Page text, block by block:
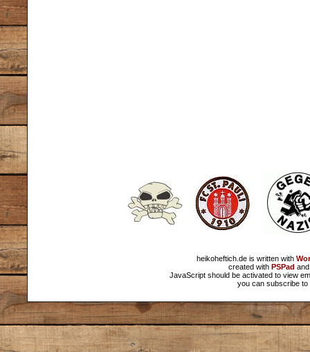
heikoheftich.de is written with
created with PSPad
JavaScript should be activated to view
you can subscribe